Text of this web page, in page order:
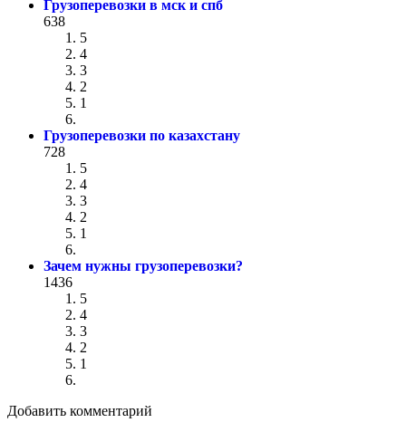
Грузоперевозки в мск и спб
638
5
4
3
2
1
Грузоперевозки по казахстану
728
5
4
3
2
1
Зачем нужны грузоперевозки?
1436
5
4
3
2
1
Добавить комментарий